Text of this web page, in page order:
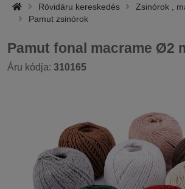
Rövidáru kereskedés
Zsinórok ,
Pamut zsinórok
Pamut fonal macrame Ø2
Áru kódja: 310165